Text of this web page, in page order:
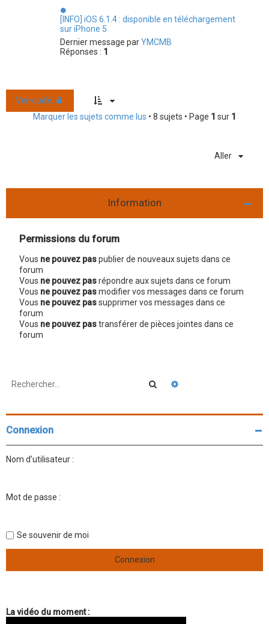
[INFO] iOS 6.1.4 : disponible en téléchargement
sur iPhone 5
Dernier message parYMCMB
Réponses : 1
Verrouillé
Marquer les sujets comme lus • 8 sujets • Page 1 sur 1
Aller
Information
Permissions du forum
Vous ne pouvez paspublier de nouveaux sujets dans ce
forum
Vous ne pouvez pasrépondre aux sujets dans ce forum
Vous ne pouvez pasmodifier vos messages dans ce forum
Vous ne pouvez passupprimer vos messages dans ce
forum
Vous ne pouvez pastransférer de pièces jointes dans ce
forum
Rechercher
Connexion
Nom d’utilisateur :
Mot de passe :
Se souvenir de moi
La vidéo du moment :